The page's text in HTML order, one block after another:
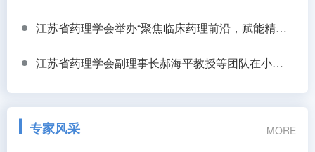
江苏省药理学会举办“聚焦临床药理前沿，赋能精准用药实践”学术沙龙
江苏省药理学会副理事长郝海平教授等团队在小鼠全身透明化+锘海LS18助力揭示低血糖抵抗新机制
专家风采 MORE